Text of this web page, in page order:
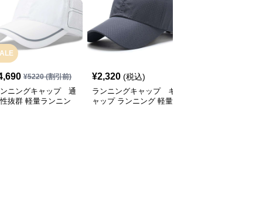
¥5220(割引前)
ニングキャップ 通
抜群 軽量ランニン
¥2,320 (税込)
ランニングキャップ キ
ャップ ランニング 軽量